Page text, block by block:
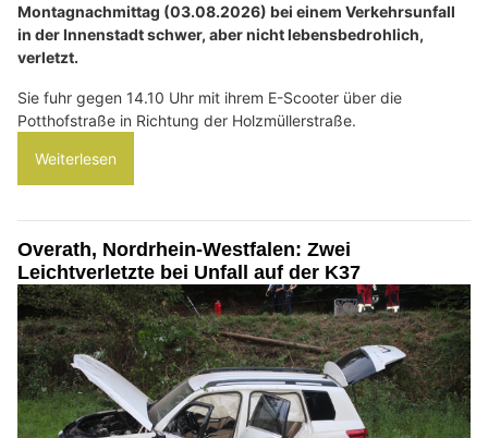
Montagnachmittag (03.08.2026) bei einem Verkehrsunfall
in der Innenstadt schwer, aber nicht lebensbedrohlich,
verletzt.
Sie fuhr gegen 14.10 Uhr mit ihrem E-Scooter über die
Potthofstraße in Richtung der Holzmüllerstraße.
Weiterlesen
Overath, Nordrhein-Westfalen: Zwei
Leichtverletzte bei Unfall auf der K37